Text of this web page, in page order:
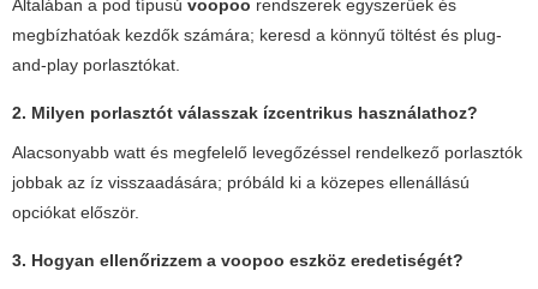
Általában a pod típusú voopoo rendszerek egyszerűek és
megbízhatóak kezdők számára; keresd a könnyű töltést és plug-
and-play porlasztókat.
2. Milyen porlasztót válasszak ízcentrikus használathoz?
Alacsonyabb watt és megfelelő levegőzéssel rendelkező porlasztók
jobbak az íz visszaadására; próbáld ki a közepes ellenállású
opciókat először.
3. Hogyan ellenőrizzem a voopoo eszköz eredetiségét?